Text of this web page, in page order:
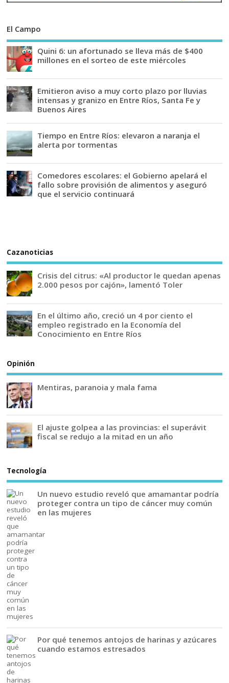
El Campo
Quini 6: un afortunado se lleva más de $400
millones en el sorteo de este miércoles
Emitieron aviso a muy corto plazo por lluvias
intensas y granizo en Entre Ríos, Santa Fe y
Buenos Aires
Tiempo en Entre Ríos: elevaron a naranja el
alerta por tormentas
Comedores escolares: el Gobierno apelará el
fallo sobre provisión de alimentos y aseguró
que el servicio continuará
Cazanoticias
Crisis del citrus: «Al productor le quedan apenas
2.000 pesos por cajón», lamentó Toler
En el último año, creció un 4 por ciento el
empleo registrado en la Economía del
Conocimiento en Entre Ríos
Opinión
Mentiras, paranoia y mala fama
El ajuste golpea a las provincias: el superávit
fiscal se redujo a la mitad en un año
Tecnología
Un nuevo estudio reveló que amamantar podría
proteger contra un tipo de cáncer muy común
en las mujeres
Por qué tenemos antojos de harinas y azúcares
cuando estamos estresados